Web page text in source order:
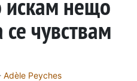
чувствам
Adèle Peyches